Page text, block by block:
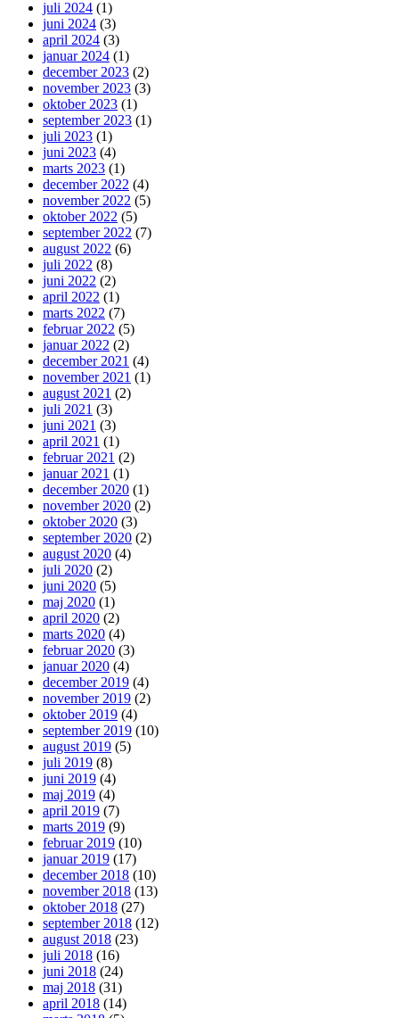
juli 2024 (1)
juni 2024 (3)
april 2024 (3)
januar 2024 (1)
december 2023 (2)
november 2023 (3)
oktober 2023 (1)
september 2023 (1)
juli 2023 (1)
juni 2023 (4)
marts 2023 (1)
december 2022 (4)
november 2022 (5)
oktober 2022 (5)
september 2022 (7)
august 2022 (6)
juli 2022 (8)
juni 2022 (2)
april 2022 (1)
marts 2022 (7)
februar 2022 (5)
januar 2022 (2)
december 2021 (4)
november 2021 (1)
august 2021 (2)
juli 2021 (3)
juni 2021 (3)
april 2021 (1)
februar 2021 (2)
januar 2021 (1)
december 2020 (1)
november 2020 (2)
oktober 2020 (3)
september 2020 (2)
august 2020 (4)
juli 2020 (2)
juni 2020 (5)
maj 2020 (1)
april 2020 (2)
marts 2020 (4)
februar 2020 (3)
januar 2020 (4)
december 2019 (4)
november 2019 (2)
oktober 2019 (4)
september 2019 (10)
august 2019 (5)
juli 2019 (8)
juni 2019 (4)
maj 2019 (4)
april 2019 (7)
marts 2019 (9)
februar 2019 (10)
januar 2019 (17)
december 2018 (10)
november 2018 (13)
oktober 2018 (27)
september 2018 (12)
august 2018 (23)
juli 2018 (16)
juni 2018 (24)
maj 2018 (31)
april 2018 (14)